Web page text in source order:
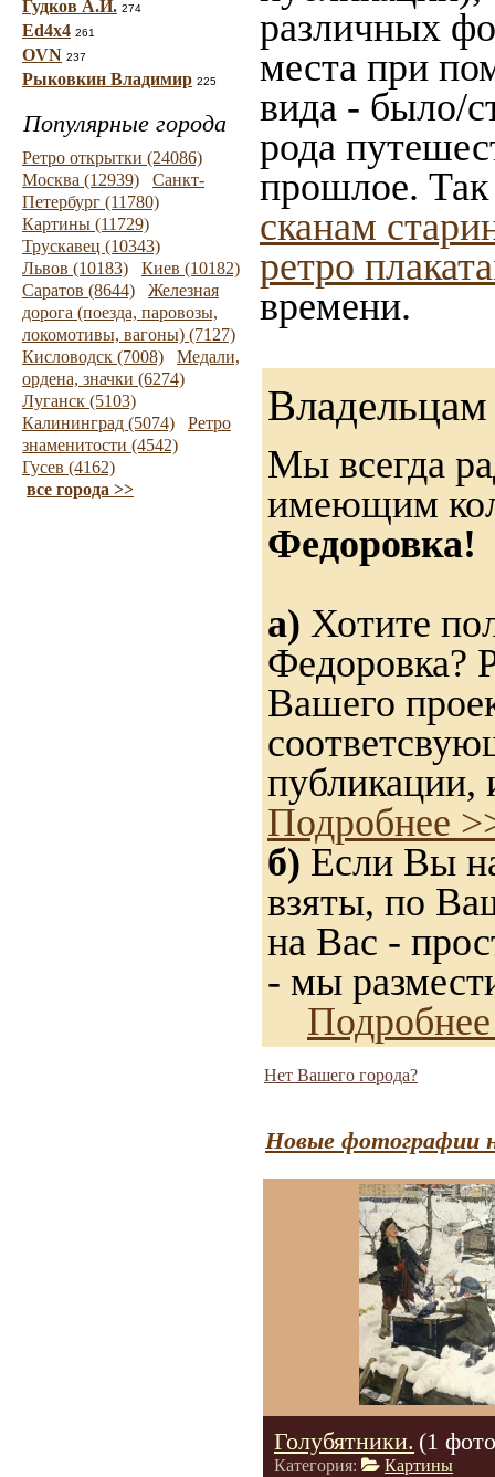
Гудков А.И. 274
Ed4x4 261
OVN 237
Рыковкин Владимир 225
Популярные города
Ретро открытки (24086)
Москва (12939)
Санкт-
Петербург (11780)
Картины (11729)
Трускавец (10343)
Львов (10183)
Киев (10182)
Саратов (8644)
Железная
дорога (поезда, паровозы,
локомотивы, вагоны) (7127)
Кисловодск (7008)
Медали,
ордена, значки (6274)
Луганск (5103)
Калининград (5074)
Ретро
знаменитости (4542)
Гусев (4162)
все города >>
различных
места при
вида - было/
рода
прошлое.
сканам
ретро
времени.
Мы всегда
имеющим
Федоровка!
а) Хотите
Федоровка?
Вашего
публикации,
Подробнее
б) Если Вы
взяты, по
на Вас -
- мы
Нет Вашего города?
Новые фотографии
Голубятники. (1
Категория:
Картины